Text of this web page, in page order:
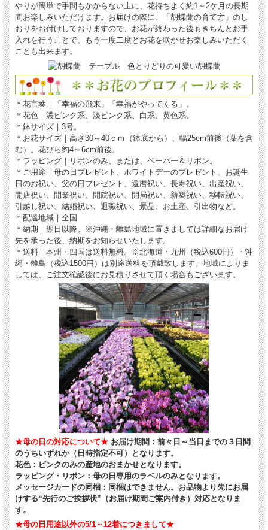
やりが簡単で手間もかからない上に、花持ちよく約1～2ケ月の長期
間お楽しみいただけます。お届けの際に、「胡蝶蘭の育て方」のし
おりをお付けしておりますので、お花が終わった後もきちんとお手
入れを行うことで、もう一度二度とお花を咲かせお楽しみいただく
ことも出来ます。
＊花言葉｜「幸福の飛来」「幸福がやってくる」。
＊花色｜ 濃ピンク系、淡ピンク系、白系、黄色系。
＊鉢サイズ｜3号。
＊お花サイズ｜高さ30～40ｃｍ（鉢底から）、幅25cm前後（葉を含
む）。花びら約4～6cm前後。
＊ラッピング｜ リボンのみ、または、ペーパー＆リボン。
＊ご用途｜母の日プレゼント、ホワイトデーのプレゼント、お誕生
日のお祝い、父の日プレゼント、還暦祝い、長寿祝い、出産祝い、
開店祝い、開業祝い、開院祝い、開局祝い、新築祝い、移転祝い、
引越し祝い、結婚祝い、退職祝い、景品、お土産、引出物など。
＊配達地域｜全国
＊納期｜翌日以降。※沖縄・離島地域に置きましては詳細なお届け
先を承った後、納期をお知らせいたします。
＊送料｜本州・四国は送料無料。※北海道・九州（税込600円）・沖
縄・離島（税込1500円）は別途送料を頂戴致します。地域によりま
しては、ご注文確認後にお見積りさせて頂く場合もございます。
★母の日の対応について★ お届け期間：前々日～当日までの３日間
のうちいずれか（日時指定不可）となります。
花色：ピンクのみの産地のおまかせとなります。
ラッピング・リボン：母の日専用のラベルのみとなります。
メッセージカードの同梱：同梱はできません。お品物より先にお届
けする“先行のご挨拶状”（お届け期間ご案内付き）対応となりま
す。
★母の日用途以外の5/1～12着につきまして★